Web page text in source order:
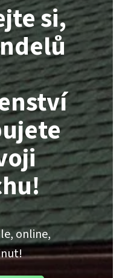
si,
online,